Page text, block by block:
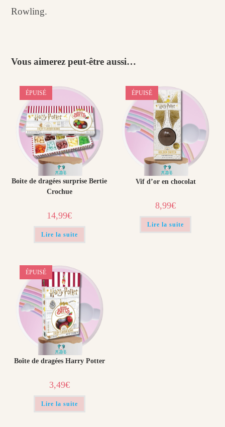
Rowling.
Vous aimerez peut-être aussi…
ÉPUISÉ
Boite de dragées surprise Bertie
Crochue
14,99€
Lire la suite
ÉPUISÉ
Vif d’or en chocolat
8,99€
Lire la suite
ÉPUISÉ
Boîte de dragées Harry Potter
3,49€
Lire la suite